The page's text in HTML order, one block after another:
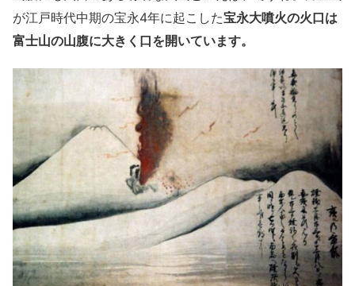
が江戸時代中期の宝永4年に起こした宝永大噴火の火口は
富士山の山腹に大きく口を開いています。